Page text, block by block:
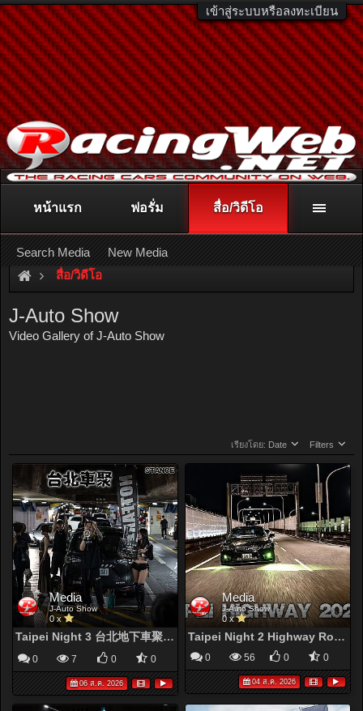
เข้าสู่ระบบหรือลงทะเบียน
ติดต่อลงโฆษณา racingweb@gmail.comหรือโทร. 081-811-1138
หรืออ่านรายละเอียดเพิ่มเติม คลิกที่นี่
สื่อ/วิดีโอ
J-Auto Show
Video Gallery of J-Auto Show
เรียงโดย: Date Filters
Media
J-Auto Show
0 x
Taipei Night 3 台北地下車聚 SGT Night Car Meet
0 7 0 0
06 ส.ค. 2026
Media
J-Auto Show
0 x
Taipei Night 2 Highway Rolling
0 56 0 0
04 ส.ค. 2026
หน้าแรก ฟอรั่ม สื่อ/วิดีโอ
Search Media New Media